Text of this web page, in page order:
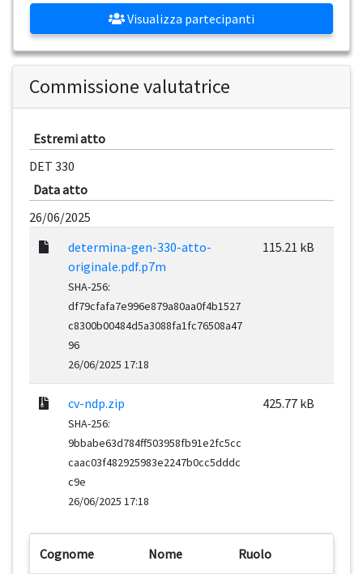
Visualizza partecipanti
Commissione valutatrice
Estremi atto
DET 330
Data atto
26/06/2025
determina-gen-330-atto-
originale.pdf.p7m
SHA-256:
df79cfafa7e996e879a80aa0f4b1527
c8300b00484d5a3088fa1fc76508a47
96
26/06/2025 17:18
115.21 kB
cv-ndp.zip
SHA-256:
9bbabe63d784ff503958fb91e2fc5cc
caac03f482925983e2247b0cc5dddc
c9e
26/06/2025 17:18
425.77 kB
Cognome Nome Ruolo